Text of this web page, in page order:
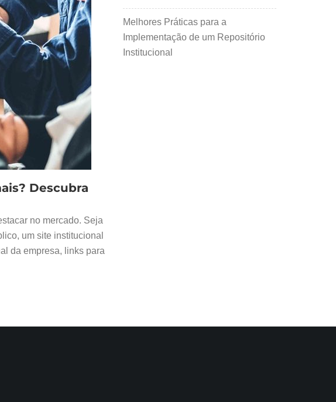
Descubra
no mercado. Seja
um site institucional
da empresa, links para
Melhores Práticas para a
Implementação de um Repositório
Institucional